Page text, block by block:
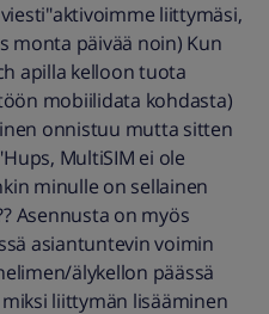
liittymäsi,
monta päivää noin) Kun
apilla kelloon tuota
mobiilidata kohdasta)
onnistuu mutta sitten
MultiSIM ei ole
minulle on sellainen
Asennusta on myös
asiantuntevin voimin
älykellon päässä
liittymän lisääminen